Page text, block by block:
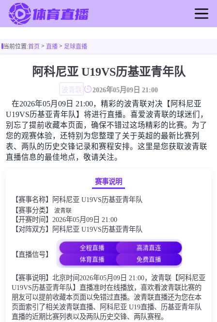
足球直播
篮球直播
足球录像
足球新闻
篮球新闻
当前位置:首页> 直播> 足球直播
阿科尼亚 U19VS历基亚青年队
波青联 2026年05月09日 21:00
在2026年05月09日 21:00，精彩的波青联对决【阿科尼亚
U19VS历基亚青年队】将进行直播。喜爱波青联的球迷们，
别忘了提前收藏本页面，确保不错过这场精彩的比赛。为了
您的观赛体验，还特别为您整理了关于英超的最新比赛列
表、两队的历史交锋记录和赛程安排。这里是您获取波青联
直播信息的最佳地点，敬请关注。
赛事说明
【赛事名称】阿科尼亚 U19VS历基亚青年队
【赛事分类】 波青联
【开赛时间】2026年05月09日 21:00
【对阵双方】阿科尼亚 U19VS历基亚青年队
【直播信号】
全程直播
高清直连
体育直播
免费直播
【赛事说明】北京时间2026年05月09日 21:00，波青联【阿科尼亚
U19VS历基亚青年队】直播准时在线播放，喜欢看波青联比赛的
朋友可以提前收藏本页面以免错过直播。波青联直播还为您在本
页面索引了相关波青联直播、阿科尼亚 U19直播、历基亚青年队
直播的近期比赛列表以及两队历史交锋、两队赛程。